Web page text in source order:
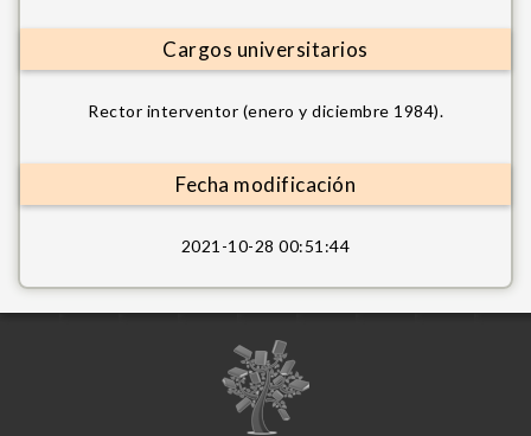
Cargos universitarios
Rector interventor (enero y diciembre 1984).
Fecha modificación
2021-10-28 00:51:44
m
a
g
n